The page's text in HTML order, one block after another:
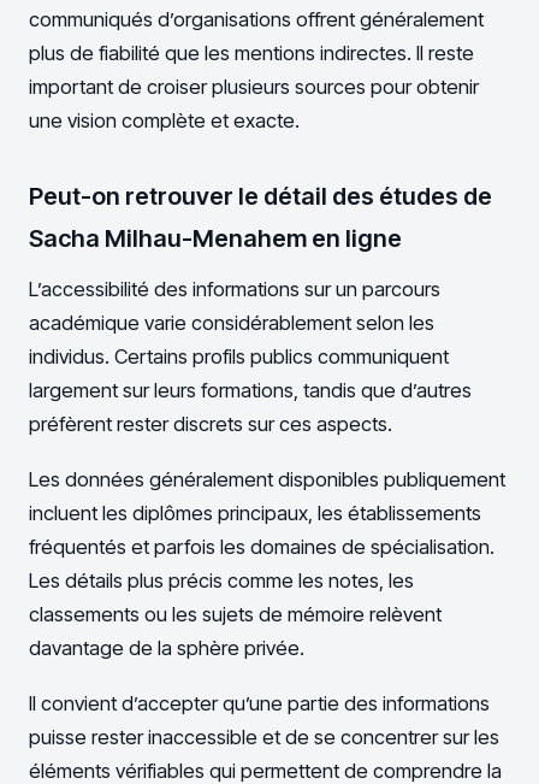
communiqués d’organisations offrent généralement
plus de fiabilité que les mentions indirectes. Il reste
important de croiser plusieurs sources pour obtenir
une vision complète et exacte.
Peut-on retrouver le détail des études de
Sacha Milhau-Menahem en ligne
L’accessibilité des informations sur un parcours
académique varie considérablement selon les
individus. Certains profils publics communiquent
largement sur leurs formations, tandis que d’autres
préfèrent rester discrets sur ces aspects.
Les données généralement disponibles publiquement
incluent les diplômes principaux, les établissements
fréquentés et parfois les domaines de spécialisation.
Les détails plus précis comme les notes, les
classements ou les sujets de mémoire relèvent
davantage de la sphère privée.
Il convient d’accepter qu’une partie des informations
puisse rester inaccessible et de se concentrer sur les
éléments vérifiables qui permettent de comprendre la